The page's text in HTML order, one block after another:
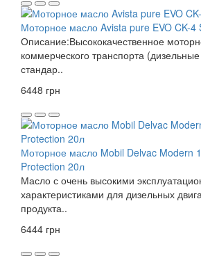
Моторное масло Avista pure EVO CK-4
Описание:Высококачественное
коммерческого транспорта (дизельные
стандар..
6448 грн
Моторное масло Mobil Delvac Modern
Protection 20л
Масло с очень высокими
характеристиками для дизельных
продукта..
6444 грн